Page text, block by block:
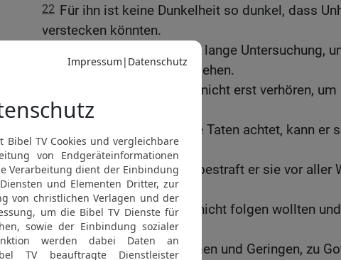
22 Für ihn ist keine Dunkelheit so dunkel, dass
verstecken könnten.
Gott braucht auch keine lange Untersuchung,
Menschen vor Gericht zu ziehen.
Er muss die Mächtigen nicht erst verhören,
andere Leute zu ersetzen.
Weil Gott genau auf ihre Taten achtet, kann er
zugrunde richten.
26 Auf öffentlichem Platz bestraft er sie vor aller
wie Verbrecher.
27 Das tut er, weil sie ihm nicht folgen wollten
nie beachtet haben.
28 So zwangen sie die Armen und Geringen, zu